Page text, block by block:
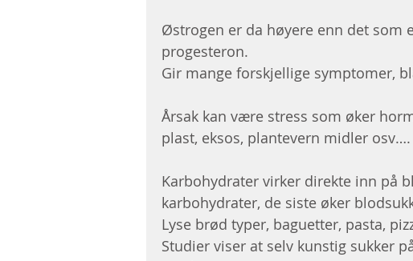
Østrogen er da høyere enn det
progesteron.
Gir mange forskjellige symptomer,
Årsak kan være stress som øker
plast, eksos, plantevern midler osv….
Karbohydrater virker direkte inn på
karbohydrater, de siste øker
Lyse brød typer, baguetter, pasta,
Studier viser at selv kunstig sukker